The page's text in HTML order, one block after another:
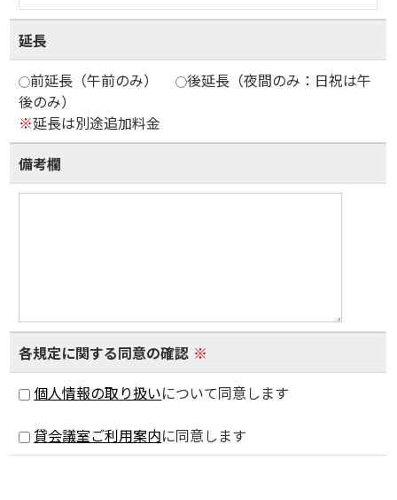
延長
前延長（午前のみ）
後延長（夜間のみ：日祝は午
後のみ）
※延長は別途追加料金
備考欄
各規定に関する同意の確認 ※
個人情報の取り扱いについて同意します
貸会議室ご利用案内に同意します